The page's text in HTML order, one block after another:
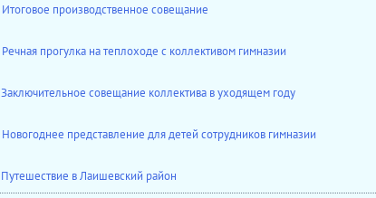
Итоговое производственное совещание
Речная прогулка на теплоходе с коллективом гимназии
Заключительное совещание коллектива в уходящем году
Новогоднее представление для детей сотрудников гимназии
Путешествие в Лаишевский район